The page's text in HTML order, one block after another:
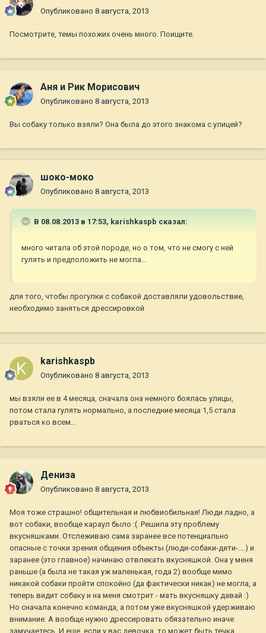
Опубликовано 8 августа, 2013
Посмотрите, темы похожих очень много. Поищите.
Аня и Рик Морисович
Опубликовано 8 августа, 2013
Вы собаку только взяли? Она была до этого знакома с улицей?
шоко-моко
Опубликовано 8 августа, 2013
В 08.08.2013 в 17:53, karishkaspb сказал:
много читала об этой породе, но о том, что не смогу с ней
гулять и предположить не могла...
для того, чтобы прогулки с собакой доставляли удовольствие,
необходимо заняться дрессировкой
karishkaspb
Опубликовано 8 августа, 2013
мы взяли ее в 4 месяца, сначала она немного боялась улицы,
потом стала гулять нормально, а последние месяца 1,5 стала
рваться ко всем...
Дениза
Опубликовано 8 августа, 2013
Моя тоже страшно! общительная и любвиобильная! Люди ладно, а
вот собаки, вообще караул было :(. Решила эту проблему
вкусняшками. Отслеживаю сама заранее все потенциально
опасные с точки зрения общения объекты (люди-собаки-дети-....) и
заранее (это главное) начинаю отвлекать вкусняшкой. Она у меня
раньше (а была не такая уж маленькая, года 2) вообще мимо
никакой собаки пройти спокойно (да фактически никак) не могла, а
теперь видит собаку и на меня смотрит - мать вкусняшку давай :)
Но сначала конечно команда, а потом уже вкусняшкой удерживаю
внимание. А вообще нужно дрессировать обязательно иначе
замучаетесь. И еще, если у вас девочка, то может быть течка